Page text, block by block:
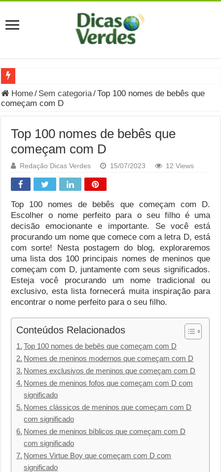
Grávida Pode Comer Pastrami? Saiba Quando o Consumo é
8 Bebidas saudáveis e ricas em eletrólitos: quais são e
Você sabe o que é uma Economia Circular?
Carta Psicografada de Isabella Nardoni : O que Diz a
Grávida pode comer picles e alimentos em conserva durante
Grávida pode comer Ceviche? Entenda os riscos na gravidez
Carta Psicografada João Hélio: Revelação, Paz e a Lei do
Carta Psicografada de Eduardo Campos
Home/ Sem categoria/Top 100 nomes de bebês que
começam com D
Top 100 nomes de bebês que
começam com D
Redação Dicas Verdes 15/07/2023 12 Views
Top 100 nomes de bebês que começam com D.
Escolher o nome perfeito para o seu filho é uma
decisão emocionante e importante. Se você está
procurando um nome que comece com a letra D, está
com sorte! Nesta postagem do blog, exploraremos
uma lista dos 100 principais nomes de meninos que
começam com D, juntamente com seus significados.
Esteja você procurando um nome tradicional ou
exclusivo, esta lista fornecerá muita inspiração para
encontrar o nome perfeito para o seu filho.
Conteúdos Relacionados
Top 100 nomes de bebês que começam com D
Nomes de meninos modernos que começam com D
Nomes exclusivos de meninos que começam com D
Nomes de meninos fofos que começam com D com
significado
Nomes clássicos de meninos que começam com D
com significado
Nomes de meninos bíblicos que começam com D
com significado
Nomes Virtue Boy que começam com D com
significado